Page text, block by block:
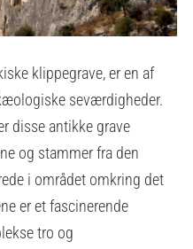
klippegrave, er en af
seværdigheder.
disse antikke grave
og stammer fra den
i området omkring det
er et fascinerende
tro og